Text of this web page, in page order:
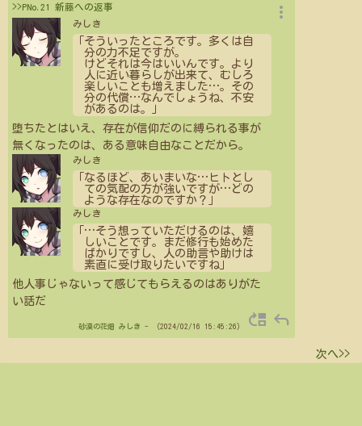
>>PNo.21 新藤への返事
みしき
「そういったところです。多くは自
分の力不足ですが。
けどそれは今はいいんです。より
人に近い暮らしが出来て、むしろ
楽しいことも増えました…。その
分の代償…なんでしょうね、不安
があるのは。」
堕ちたとはいえ、存在が信仰だのに縛られる事が
無くなったのは、ある意味自由なことだから。
みしき
「なるほど、あいまいな… ヒトとし
ての気配の方が強いですが… どの
ような存在なのですか？」
みしき
…そう想っていただけるのは、嬉
しいことです。まだ修行も始めた
ばかりですし、人の助言や助けは
素直に受け取りたいですね」
他人事じゃないって感じてもらえるのはありがた
い話だ
more_vert
砂漠の花畑 みしき - （2024/02/16 15:45:26） move_up reply
次へ>>